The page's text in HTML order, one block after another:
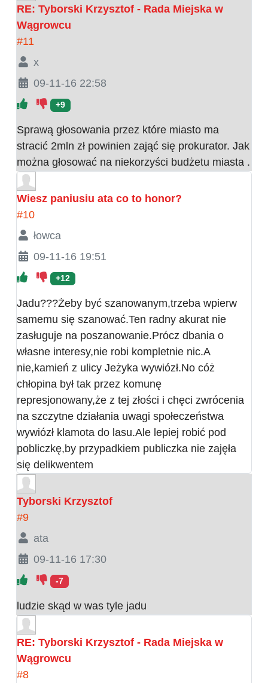
RE: Tyborski Krzysztof - Rada Miejska w
Wągrowcu
#11
x
09-11-16 22:58
+9
Sprawą głosowania przez które miasto ma
stracić 2mln zł powinien zająć się prokurator. Jak
można głosować na niekorzyści budżetu miasta .
Wiesz paniusiu ata co to honor?
#10
łowca
09-11-16 19:51
+12
Jadu???Żeby być szanowanym,trzeba wpierw
samemu się szanować.Ten radny akurat nie
zasługuje na poszanowanie.Prócz dbania o
własne interesy,nie robi kompletnie nic.A
nie,kamień z ulicy Jeżyka wywiózł.No cóż
chłopina był tak przez komunę
represjonowany,że z tej złości i chęci zwrócenia
na szczytne działania uwagi społeczeństwa
wywiózł klamota do lasu.Ale lepiej robić pod
pobliczkę,by przypadkiem publiczka nie zajęła
się delikwentem
Tyborski Krzysztof
#9
ata
09-11-16 17:30
-7
ludzie skąd w was tyle jadu
RE: Tyborski Krzysztof - Rada Miejska w
Wągrowcu
#8